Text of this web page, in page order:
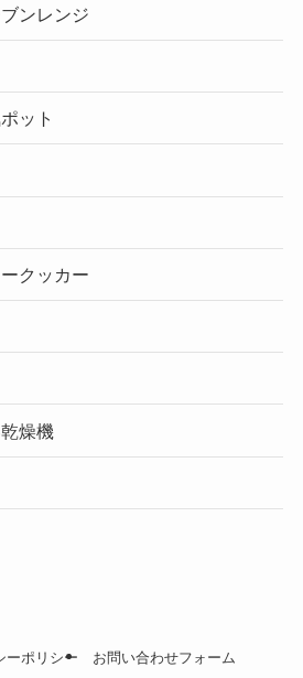
ンレンジ
ット
クッカー
燥機
ーポリシー お問い合わせフォーム